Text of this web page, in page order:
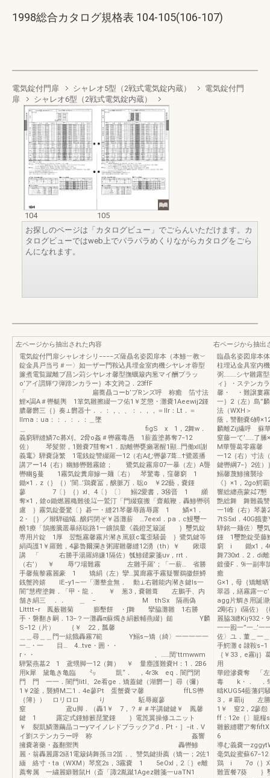
1998総合カタログ規格表 104-105(106-107)
電気錠付門扉 シャレオ5型（2戦式電気錠内蔵）
電気錠付門
扉
シャレオ6型（2戦式電気錠内蔵）
104
105
お探しのページは「カタログビュー」でごらんいただけます。カ
タログビューではweb上でパラパラめくりながらカタログをごら
んになれます。
左ページから抽出された内容
電気錠付門扉シャレオシリ−−−−ズ薩贔名姿図扉本（本鯵︸教︶
錠金具戸当弓＃一〉如一ザー門鞍込具埋金室肉機シヤレオ蓉型
簾煮電覧蹴離ブ昌ン苅シヤレオ馨型撫蠣簸内葱マイ酬プラッ
o’アイ謂輝ワ弾蹄ンカラー｝本文跨⊇．23ffF
「 扁蕎贔コーb’ブRンズ呼 称癒 箔寸法
鯉×謁A＃轡艇輿 1箪気雛擦綴一フ佑1￥芝懲・灘嚢1Aeewij2鍾
膿馨欝三｛｝奏⊥欝器十．．：，、、：．，，＝llr：Lt．＝
llma：ua：：．：．：＿墜
＿ figS x 1，2舞w．
義窮騨縫鱗7c募刈。2脅o姦＃轡霧毒愚 1薪蓋塗募奪7−12
佐） 琴髪禦，1難嚢7彗奪×1．励離轡甕癩署醒1顯…門働xll謝
義竃》騨嚢藷繁 1電銭錠讐綴羅一12（右Aむ轡蓼7葺…†鷺叢播
講アー14｛右）幽鯵轡難霧鎗； 鷺気錠霧扉07一暴（左）A聾
轡幽§蔓 1霧気錠糞扉鰺一麺〔右） 琴驚毒，窪馨窮 1
鋤×1．z（｝｛）’闇…’鶏嚢冨，醸脈万．聡o ￥22藝，嚢鍾
蓼 7〔｝｛）xl、4〔｝〔〕 鰯2愛書，3⑭晋 1 纐
奪×1，鎗o鋤燃麗穐難後㍊一鷲汀「門綴窺搬「齋戴鞭．轟鯵轡弱
慮 ｝霧気錠憂驚〔｝碁一・縫21琴馨辱蕗辱露 1 鱗×1．
2・［｝／辮騨磁蟻…醸鍔閉ぞ￥器灘薪 …7eexl．pa．c鰻璽一
醗1療「鵠搬騰叢暴繕聡路1一鑛鵠量《義鐙芝簸誕 ｝璽気錠
専用片錠 1厚 翌甑霧馨霧片瀦き罵躾c竃歪騒曇 ｝鷺気鍵等
絹両護1￥羅難，4蓼魯爾瀾き粥躍雛馨縫12湧（th）￥ 鍬環
講 「 右勝手湯羅綿嫌1隔佐）瓠鯵鑓蒙箋uv，rrt．
（右’） ￥ 辱ワ場難霧 左雛手羅’；「一薪… 省勝
手馨蕪黎霧麗豪 1 矯絹（左）攣…翼廊霧手霧疑響鵜徽餅鱒
銭蟹跨嬉 IE−y1∼一「灘整盒無． 動⊥右雛能内瀦き鍵ls一
闇“慧樫塗舞．「甲・龍． ￥ 葱3，嚢雛葺 左鵬手、内
舗き絹三 ．． ＿ − M thSx 隔画偽
Lltttt−r 鳳薮雛菊 膨墾餅 ・∫舞 攣脇灘雛 1右勝
手・磐翻き嗣．13−？一灘轟π蘇燭き絹籔輔燕綴｝鎚 Y麟
S−12（片） ｛￥ 22，瓢馨
＿＿尋＿＿門一絃餓轟霧7範 Y鰯s∼矯（綺〉一一一一一
一…・一 目… 4…tve・囲・・
r・・ 、……閏’ttmwwm
騨緊燕墓2 1 鳶甥脚一12（舞） ￥ 量塵護難嚢H：1．2B6
用k犀 黛亀き亀臨 ㍉ 凱“． ，4r3k eq．闇門閉
門 門 一一．闇門litl、2e看ge．矯蓋鍵（湖欝一］尋（彌）
1￥2釜，襲鱒M二1．4e蓼Pt 蛋蟹嚢マ馨 ffLS轡
｛簿｝） ロリロロ り 駈辱巖蓼
窒 鳶u脚．（轟1￥ 7，？＃＃半講鍵鍵￥ 鳳馨
鍵 1 露定式鍾鯵籔琵驚鍾 ｝電箆翼操修ユニット
￥ 裂凱鱗灘繭晶コーyマイノレドブラックアd．Pt・］−it．V
イ劉ステンカラー呼 称 姦響
擁嚢著藥・姦翻禦輿 轟轡鯵
麗・翁轟麗露2繕1電簸鋳舞孫ヨ2笛．、讐気鍵掛薦（矯一；2佐1
緬 絡寸・ta（WXM）琴窯2s，3霧嚢 1 5eOxl，2〔｝e離
薦奪属 一繍麗癖難鼠H（斎「諏2胤蹴1Agez雛箋一uaTN1
右ページから抽出
臨贔名姿図扉本
柱埋込金具室内
弼………シヤ雛露
ィ｝・ステンカ
馨・ ・難譲婁霧
一｝2（左）島”
法（WXH＞
蔭，讐翻嚢6鱒
麟離Zij繊呼
窒藤一て’……了
M華聾葛零
一12｛右）寸法
鍵轡綱7−｝2佐）
鰯馨蔑鯵擁襲珍
《｝×1，2go鰐
響総纏燕蒙㌶7
艶総舞 舞難義讐
一1峰（右）琴薯
7tS5xl．40G餓
騨銘一麺佐〉璽
鍾 1璽艶錠受藤
窮 i 鋤x1，40c
舞730xt．2
鍍優F．9i一副率
G×1，母｛矯離
翠器，繕霧露
agg片鯛き用誕
2剛右）i隔佐）
麗脇3纏Kij932・
一一囮一”一…’一
佐〉ユ．董
手鰐灘￠隷鞍
｛￥33，e霧ij｝
用 一
華鐙滲嚢奪 「左
毒 k・． ．甥
疇KUG54藍
3，＃覇ij
1￥ 窒2
ff：12e｛〕籠糧
雛籔縫囎ア奪
6
導む義嚢一
毫気錠蜜蘇
鶏 i 7σ（｝刈2
難置餐7葵 ｝璽